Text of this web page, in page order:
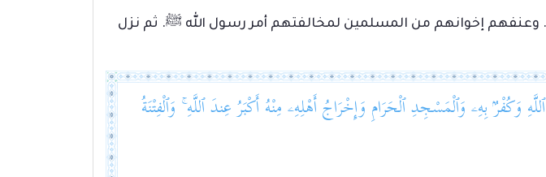
إخوانهم من المسلمين لمخالفتهم أمر رسول الله ﷺ. ثم نزل
بِهِۦ وَٱلْمَسْجِدِ ٱلْحَرَامِ وَإِخْرَاجُ أَهْلِهِۦ مِنْهُ أَكْبَرُ عِندَ ٱللَّهِ ۚ وَٱلْفِتْنَةُ